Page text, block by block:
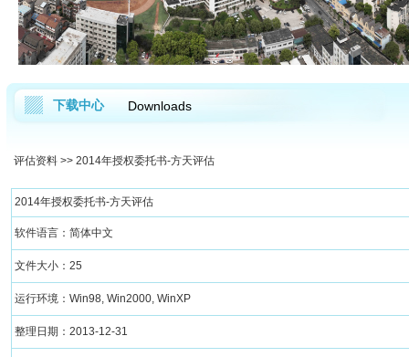
下载中心 Downloads
评估资料 >> 2014年授权委托书-方天评估
2014年授权委托书-方天评估
软件语言：简体中文
文件大小：25
运行环境：Win98, Win2000, WinXP
整理日期：2013-12-31